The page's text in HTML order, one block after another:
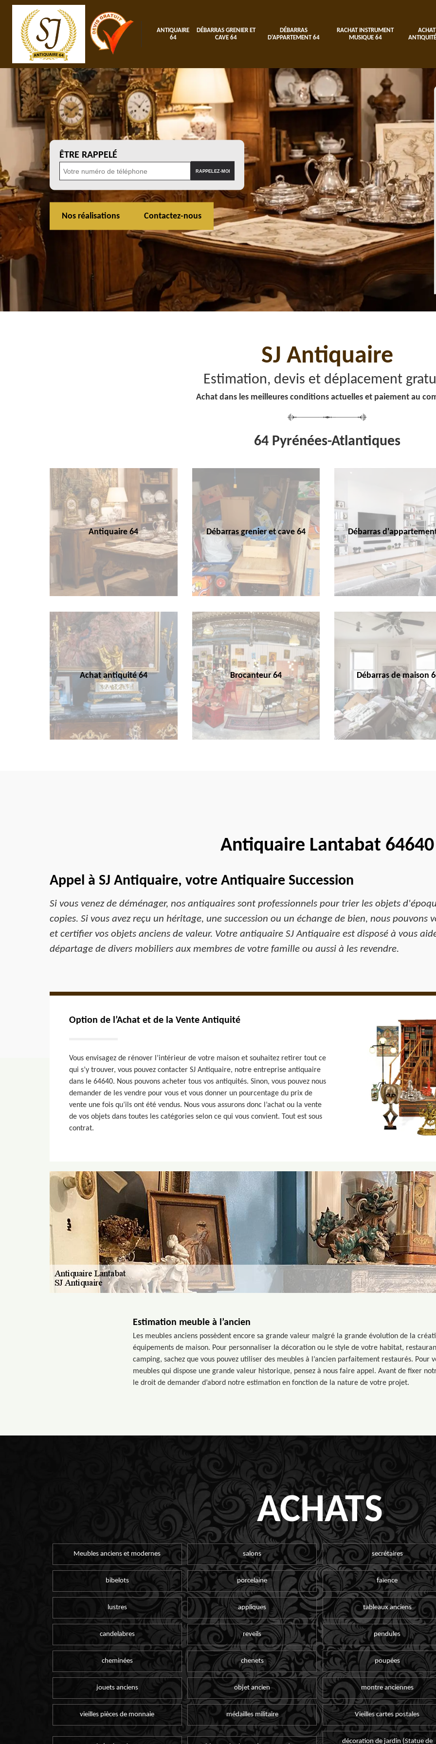
ANTIQUAIRE
64
DÉBARRAS GRENIER ET
CAVE 64
DÉBARRAS
D'APPARTEMENT 64
RACHAT INSTRUMENT
MUSIQUE 64
ACHAT
ÊTRE RAPPELÉ
Nos réalisations Contactez-nous
SJ Antiquaire
Estimation, devis et déplacement
Achat dans les meilleures conditions actuelles et paiement au
64 Pyrénées-Atlantiques
Antiquaire 64 Débarras grenier et cave 64 Débarras
Achat antiquité 64 Brocanteur 64 Débarras de maison
Antiquaire Lantabat 64640
Appel à SJ Antiquaire, votre Antiquaire Succession
Si vous venez de déménager, nos antiquaires sont professionnels pour trier les objets
copies. Si vous avez reçu un héritage, une succession ou un échange de bien, nous pouvons
et certifier vos objets anciens de valeur. Votre antiquaire SJ Antiquaire est disposé à vous
départage de divers mobiliers aux membres de votre famille ou aussi à les revendre.
Option de l’Achat et de la Vente Antiquité
Vous envisagez de rénover l’intérieur de votre maison et souhaitez retirer tout ce
qui s’y trouver, vous pouvez contacter SJ Antiquaire, notre entreprise antiquaire
dans le 64640. Nous pouvons acheter tous vos antiquités. Sinon, vous pouvez nous
demander de les vendre pour vous et vous donner un pourcentage du prix de
vente une fois qu’ils ont été vendus. Nous vous assurons donc l’achat ou la vente
de vos objets dans toutes les catégories selon ce qui vous convient. Tout est sous
contrat.
Estimation meuble à l’ancien
Les meubles anciens possèdent encore sa grande valeur malgré la grande évolution de la
équipements de maison. Pour personnaliser la décoration ou le style de votre habitat,
camping, sachez que vous pouvez utiliser des meubles à l’ancien parfaitement restaurés. Pour
meubles qui dispose une grande valeur historique, pensez à nous faire appel. Avant de fixer
le droit de demander d’abord notre estimation en fonction de la nature de votre projet.
ACHATS
Meubles anciens et modernes salons secrétaires
bibelots porcelaine faïence
lustres appliques tableaux anciens
candelabres reveils pendules
cheminées chenets poupées
jouets anciens objet ancien montre anciennes
vieilles pièces de monnaie médailles militaire Vieilles cartes postales
décoration de jardin (Statue de